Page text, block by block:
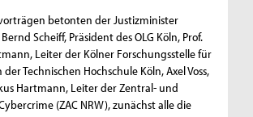
betonten der Justizminister
Scheiff, Präsident des OLG Köln, Prof.
Leiter der Kölner Forschungsstelle für
Technischen Hochschule Köln, Axel Voss,
Hartmann, Leiter der Zentral- und
(ZAC NRW), zunächst alle die